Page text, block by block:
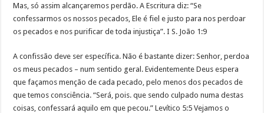
Mas, só assim alcançaremos perdão. A Escritura diz: “Se
confessarmos os nossos pecados, Ele é fiel e justo para nos perdoar
os pecados e nos purificar de toda injustiça”. I S. João 1:9
A confissão deve ser específica. Não é bastante dizer: Senhor, perdoa
os meus pecados – num sentido geral. Evidentemente Deus espera
que façamos menção de cada pecado, pelo menos dos pecados de
que temos consciência. “Será, pois. que sendo culpado numa destas
coisas, confessará aquilo em que pecou.” Levítico 5:5 Vejamos o